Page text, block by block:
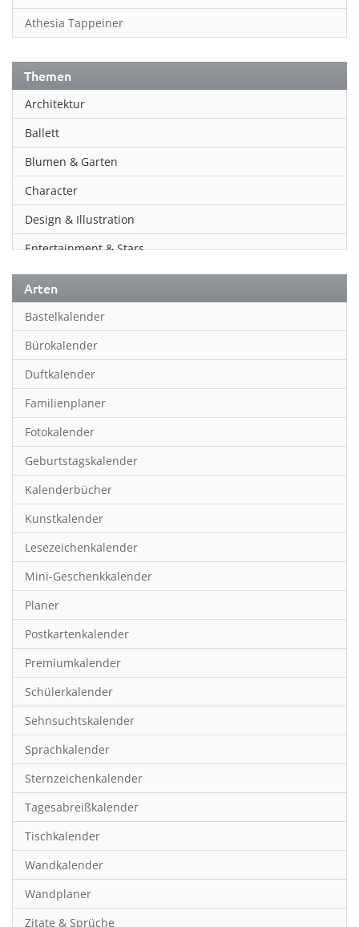
Athesia Tappeiner
Themen
Architektur
Ballett
Blumen & Garten
Character
Design & Illustration
Entertainment & Stars
Erotik
Essen & Trinken
Familienplaner
Fantasy
Film
Fotokunst
Frauen
Fußball
Gaming
Geburtstagskalender
Geschichte
Hobby & Basteln
Humor & Cartoon
Inspiration & Entspannung
Inspiration & Spiritualität
Kinderkalender
Kunst
Länder & Städte
Landschaft & Natur
Lifestyle
Literatur
Manga & Animé
Neutrale Kalender
Arten
Bastelkalender
Bürokalender
Duftkalender
Familienplaner
Fotokalender
Geburtstagskalender
Kalenderbücher
Kunstkalender
Lesezeichenkalender
Mini-Geschenkkalender
Planer
Postkartenkalender
Premiumkalender
Schülerkalender
Sehnsuchtskalender
Sprachkalender
Sternzeichenkalender
Tagesabreißkalender
Tischkalender
Wandkalender
Wandplaner
Zitate & Sprüche